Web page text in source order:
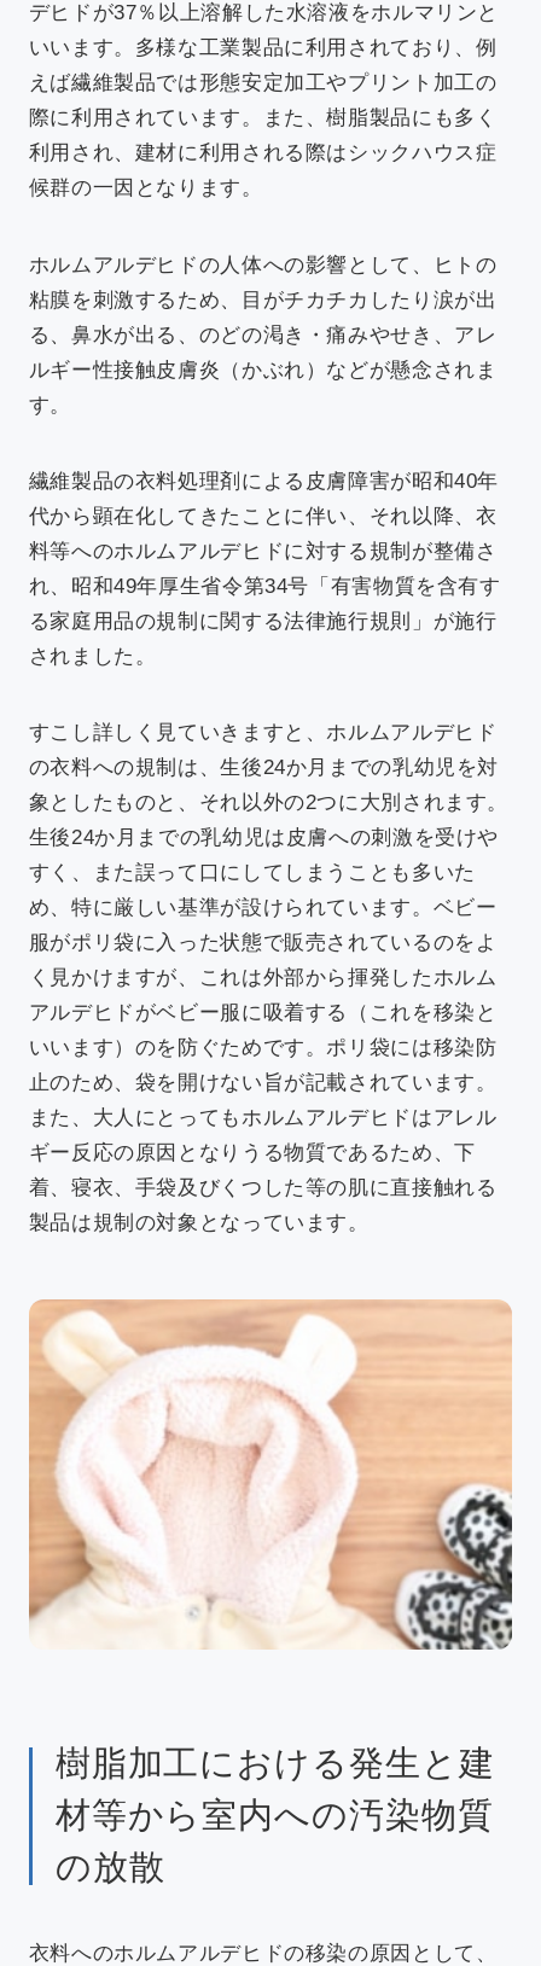
デヒドが37％以上溶解した水溶液をホルマリンと
いいます。多様な工業製品に利用されており、例
えば繊維製品では形態安定加工やプリント加工の
際に利用されています。また、樹脂製品にも多く
利用され、建材に利用される際はシックハウス症
候群の一因となります。
ホルムアルデヒドの人体への影響として、ヒトの
粘膜を刺激するため、目がチカチカしたり涙が出
る、鼻水が出る、のどの渇き・痛みやせき、アレ
ルギー性接触皮膚炎（かぶれ）などが懸念されま
す。
繊維製品の衣料処理剤による皮膚障害が昭和40年
代から顕在化してきたことに伴い、それ以降、衣
料等へのホルムアルデヒドに対する規制が整備さ
れ、昭和49年厚生省令第34号「有害物質を含有す
る家庭用品の規制に関する法律施行規則」が施行
されました。
すこし詳しく見ていきますと、ホルムアルデヒド
の衣料への規制は、生後24か月までの乳幼児を対
象としたものと、それ以外の2つに大別されます。
生後24か月までの乳幼児は皮膚への刺激を受けや
すく、また誤って口にしてしまうことも多いた
め、特に厳しい基準が設けられています。ベビー
服がポリ袋に入った状態で販売されているのをよ
く見かけますが、これは外部から揮発したホルム
アルデヒドがベビー服に吸着する（これを移染と
いいます）のを防ぐためです。ポリ袋には移染防
止のため、袋を開けない旨が記載されています。
また、大人にとってもホルムアルデヒドはアレル
ギー反応の原因となりうる物質であるため、下
着、寝衣、手袋及びくつした等の肌に直接触れる
製品は規制の対象となっています。
樹脂加工における発生と建
材等から室内への汚染物質
の放散
衣料へのホルムアルデヒドの移染の原因として、